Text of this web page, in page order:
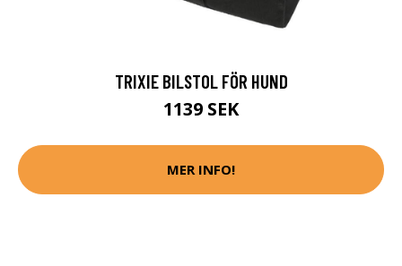
TRIXIE BILSTOL FÖR HUND
1139 SEK
MER INFO!